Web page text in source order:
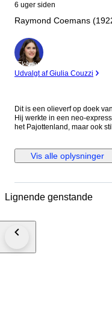
6 uger siden
Raymond Coemans
Ekspert
Udvalgt af Giulia Couzzi
Dit is een olieverf op doek
Hij werkte in een neo-
het Pajottenland, maar ook
Belgische en buitenlandse musea. Afmetingen: 80 x 120 cm
met lijst: 86 x 126 cm Provenance: Particuliere collectie, Nederland
eigen in-house
'Restauratoren Nederland'.
Vis alle oplysninger
Lignende genstande